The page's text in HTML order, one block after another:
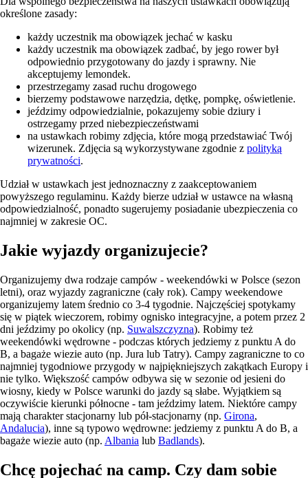
określone zasady:
każdy uczestnik ma obowiązek jechać w kasku
każdy uczestnik ma obowiązek zadbać, by jego rower był
odpowiednio przygotowany do jazdy i sprawny. Nie
akceptujemy lemondek.
przestrzegamy zasad ruchu drogowego
bierzemy podstawowe narzędzia, dętkę, pompkę, oświetlenie.
jeździmy odpowiedzialnie, pokazujemy sobie dziury i
ostrzegamy przed niebezpieczeństwami
na ustawkach robimy zdjęcia, które mogą przedstawiać Twój
wizerunek. Zdjęcia są wykorzystywane zgodnie z polityką
prywatności.
Udział w ustawkach jest jednoznaczny z zaakceptowaniem
powyższego regulaminu. Każdy bierze udział w ustawce na własną
odpowiedzialność, ponadto sugerujemy posiadanie ubezpieczenia co
najmniej w zakresie OC.
Jakie wyjazdy organizujecie?
Organizujemy dwa rodzaje campów - weekendówki w Polsce (sezon
letni), oraz wyjazdy zagraniczne (cały rok). Campy weekendowe
organizujemy latem średnio co 3-4 tygodnie. Najczęściej spotykamy
się w piątek wieczorem, robimy ognisko integracyjne, a potem przez 2
dni jeździmy po okolicy (np. Suwalszczyzna). Robimy też
weekendówki wędrowne - podczas których jedziemy z punktu A do
B, a bagaże wiezie auto (np. Jura lub Tatry). Campy zagraniczne to co
najmniej tygodniowe przygody w najpiękniejszych zakątkach Europy i
nie tylko. Większość campów odbywa się w sezonie od jesieni do
wiosny, kiedy w Polsce warunki do jazdy są słabe. Wyjątkiem są
oczywiście kierunki północne - tam jeździmy latem. Niektóre campy
mają charakter stacjonarny lub pół-stacjonarny (np. Girona,
Andalucia), inne są typowo wędrowne: jedziemy z punktu A do B, a
bagaże wiezie auto (np. Albania lub Badlands).
Chcę pojechać na camp. Czy dam sobie